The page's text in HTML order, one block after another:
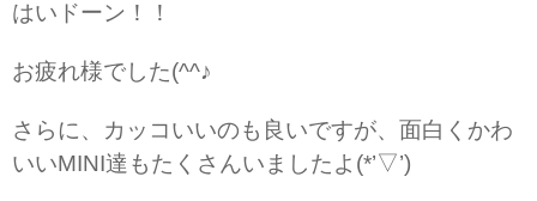
はいドーン！！
お疲れ様でした(^^♪
さらに、カッコいいのも良いですが、面白くかわ
いいMINI達もたくさんいましたよ(*’▽’)